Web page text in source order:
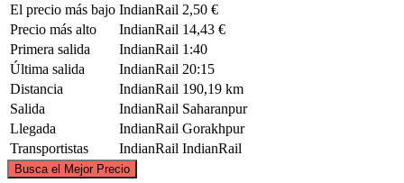
El precio más bajo IndianRail 2,50 €
Precio más alto
IndianRail 14,43 €
Primera salida
IndianRail 1:40
Última salida
IndianRail 20:15
Distancia
IndianRail 190,19 km
Salida
IndianRail Saharanpur
Llegada
IndianRail Gorakhpur
Transportistas
IndianRail IndianRail
Busca el Mejor Precio
©CARTO